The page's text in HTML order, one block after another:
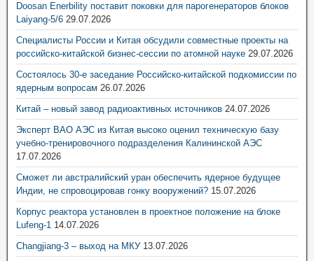
Doosan Enerbility поставит поковки для парогенераторов блоков
Laiyang-5/6 29.07.2026
Специалисты России и Китая обсудили совместные проекты на
российско-китайской бизнес-сессии по атомной науке 29.07.2026
Состоялось 30-е заседание Российско-китайской подкомиссии по
ядерным вопросам 26.07.2026
Китай – новый завод радиоактивных источников 24.07.2026
Эксперт ВАО АЭС из Китая высоко оценил техническую базу
учебно-тренировочного подразделения Калининской АЭС
17.07.2026
Сможет ли австралийский уран обеспечить ядерное будущее
Индии, не спровоцировав гонку вооружений? 15.07.2026
Корпус реактора установлен в проектное положение на блоке
Lufeng-1 14.07.2026
Changjiang-3 – выход на МКУ 13.07.2026